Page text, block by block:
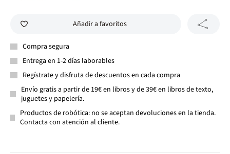
Añadir a favoritos
Compra segura
Entrega en 1-2 días laborables
Regístrate y disfruta de descuentos en cada compra
Envío gratis a partir de 19€ en libros y de 39€ en libros de texto,
juguetes y papelería.
Productos de robótica: no se aceptan devoluciones en la tienda.
Contacta con atención al cliente.